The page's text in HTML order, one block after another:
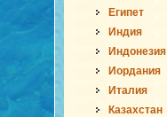
Египет
Индия
Индонезия
Иордания
Италия
Казахстан